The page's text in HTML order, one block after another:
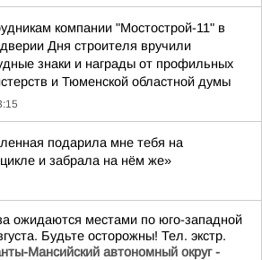
компании "Мостострой-11" в
Дня строителя вручили
знаки и награды от профильных
и Тюменской областной думы
подарила мне тебя на
и забрала на нём же»
ожидаются местами по юго-западной
Будьте осторожны! Тел. экстр.
Мансийский автономный округ -